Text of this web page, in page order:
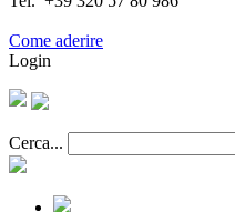
Come aderire
Login
Cerca...